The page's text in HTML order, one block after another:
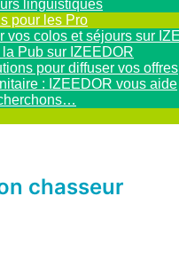
linguistiques
pour les Pro
vos colos et séjours sur
la Pub sur IZEEDOR
pour diffuser vos offres
: IZEEDOR vous aide
chasseur